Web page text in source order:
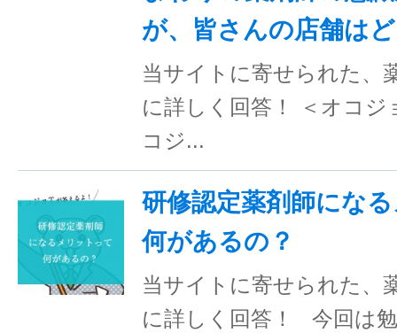
が、皆さんの店舗は
当サイトに寄せられた、
に詳しく回答！ ＜オコジ
コジ...
研修認定薬剤師にな
何があるの？
当サイトに寄せられた、
に詳しく回答！ 今回は